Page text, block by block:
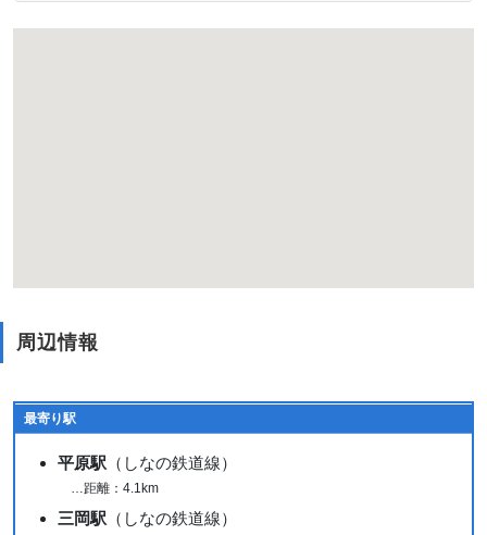
周辺情報
最寄り駅
平原駅 （しなの鉄道線）
…距離：4.1km
三岡駅 （しなの鉄道線）